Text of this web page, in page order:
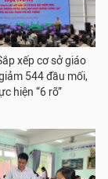
xếp cơ sở giáo
544 đầu mối,
hiện “6 rõ”